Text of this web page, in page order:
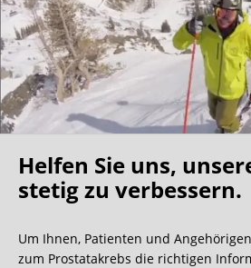
Oh what a
Wir bekommen ja viele tolle
Helfen Sie uns,
stetig zu verbessern.
Um Ihnen, Patienten und
zum Prostatakrebs die richtigen